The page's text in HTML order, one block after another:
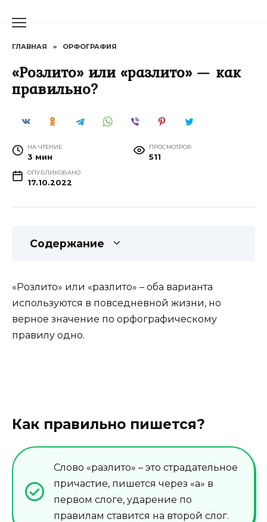
ГЛАВНАЯ » ОРФОГРАФИЯ
«Розлито» или «разлито» — как
правильно?
НА ЧТЕНИЕ
3 мин
ПРОСМОТРОВ
511
ОПУБЛИКОВАНО
17.10.2022
Содержание
«Розлито» или «разлито» – оба варианта
используются в повседневной жизни, но
верное значение по орфографическому
правилу одно.
Как правильно пишется?
Слово «разлито» – это страдательное
причастие, пишется через «а» в
первом слоге, ударение по
правилам ставится на второй слог.